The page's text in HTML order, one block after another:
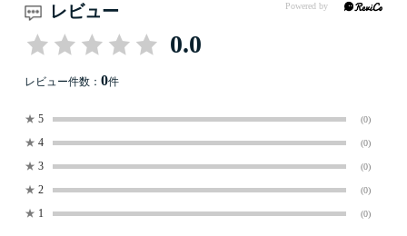
レビュー
0.0
レビュー件数： 0件
★ 5 (0)
★ 4 (0)
★ 3 (0)
★ 2 (0)
★ 1 (0)